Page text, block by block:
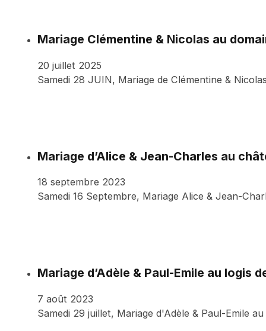
Mariage Clémentine & Nicolas au
20 juillet 2025
Samedi 28 JUIN, Mariage de Clémentine &
Mariage d’Alice & Jean-Charles au
18 septembre 2023
Samedi 16 Septembre, Mariage Alice & Jean-
Mariage d’Adèle & Paul-Emile au logis
7 août 2023
Samedi 29 juillet, Mariage d'Adèle & Paul-Emile